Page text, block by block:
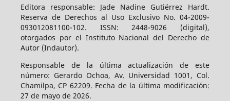
Editora responsable: Jade Nadine Gutiérrez Hardt.
Reserva de Derechos al Uso Exclusivo No. 04-2009-
093012081100-102. ISSN: 2448-9026 (digital),
otorgados por el Instituto Nacional del Derecho de
Autor (Indautor).
Responsable de la última actualización de este
número: Gerardo Ochoa, Av. Universidad 1001, Col.
Chamilpa, CP 62209. Fecha de la última modificación:
27 de mayo de 2026.